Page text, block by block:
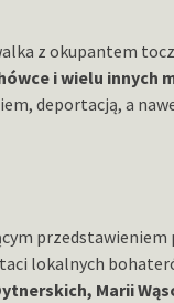
z okupantem
i wielu innych
deportacją, a
lokalnych
Marii